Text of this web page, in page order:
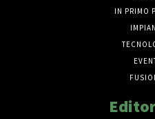
IN PRIMO